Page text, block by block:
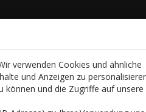
verwenden Cookies und ähnliche
und Anzeigen zu
und die Zugriffe auf unsere